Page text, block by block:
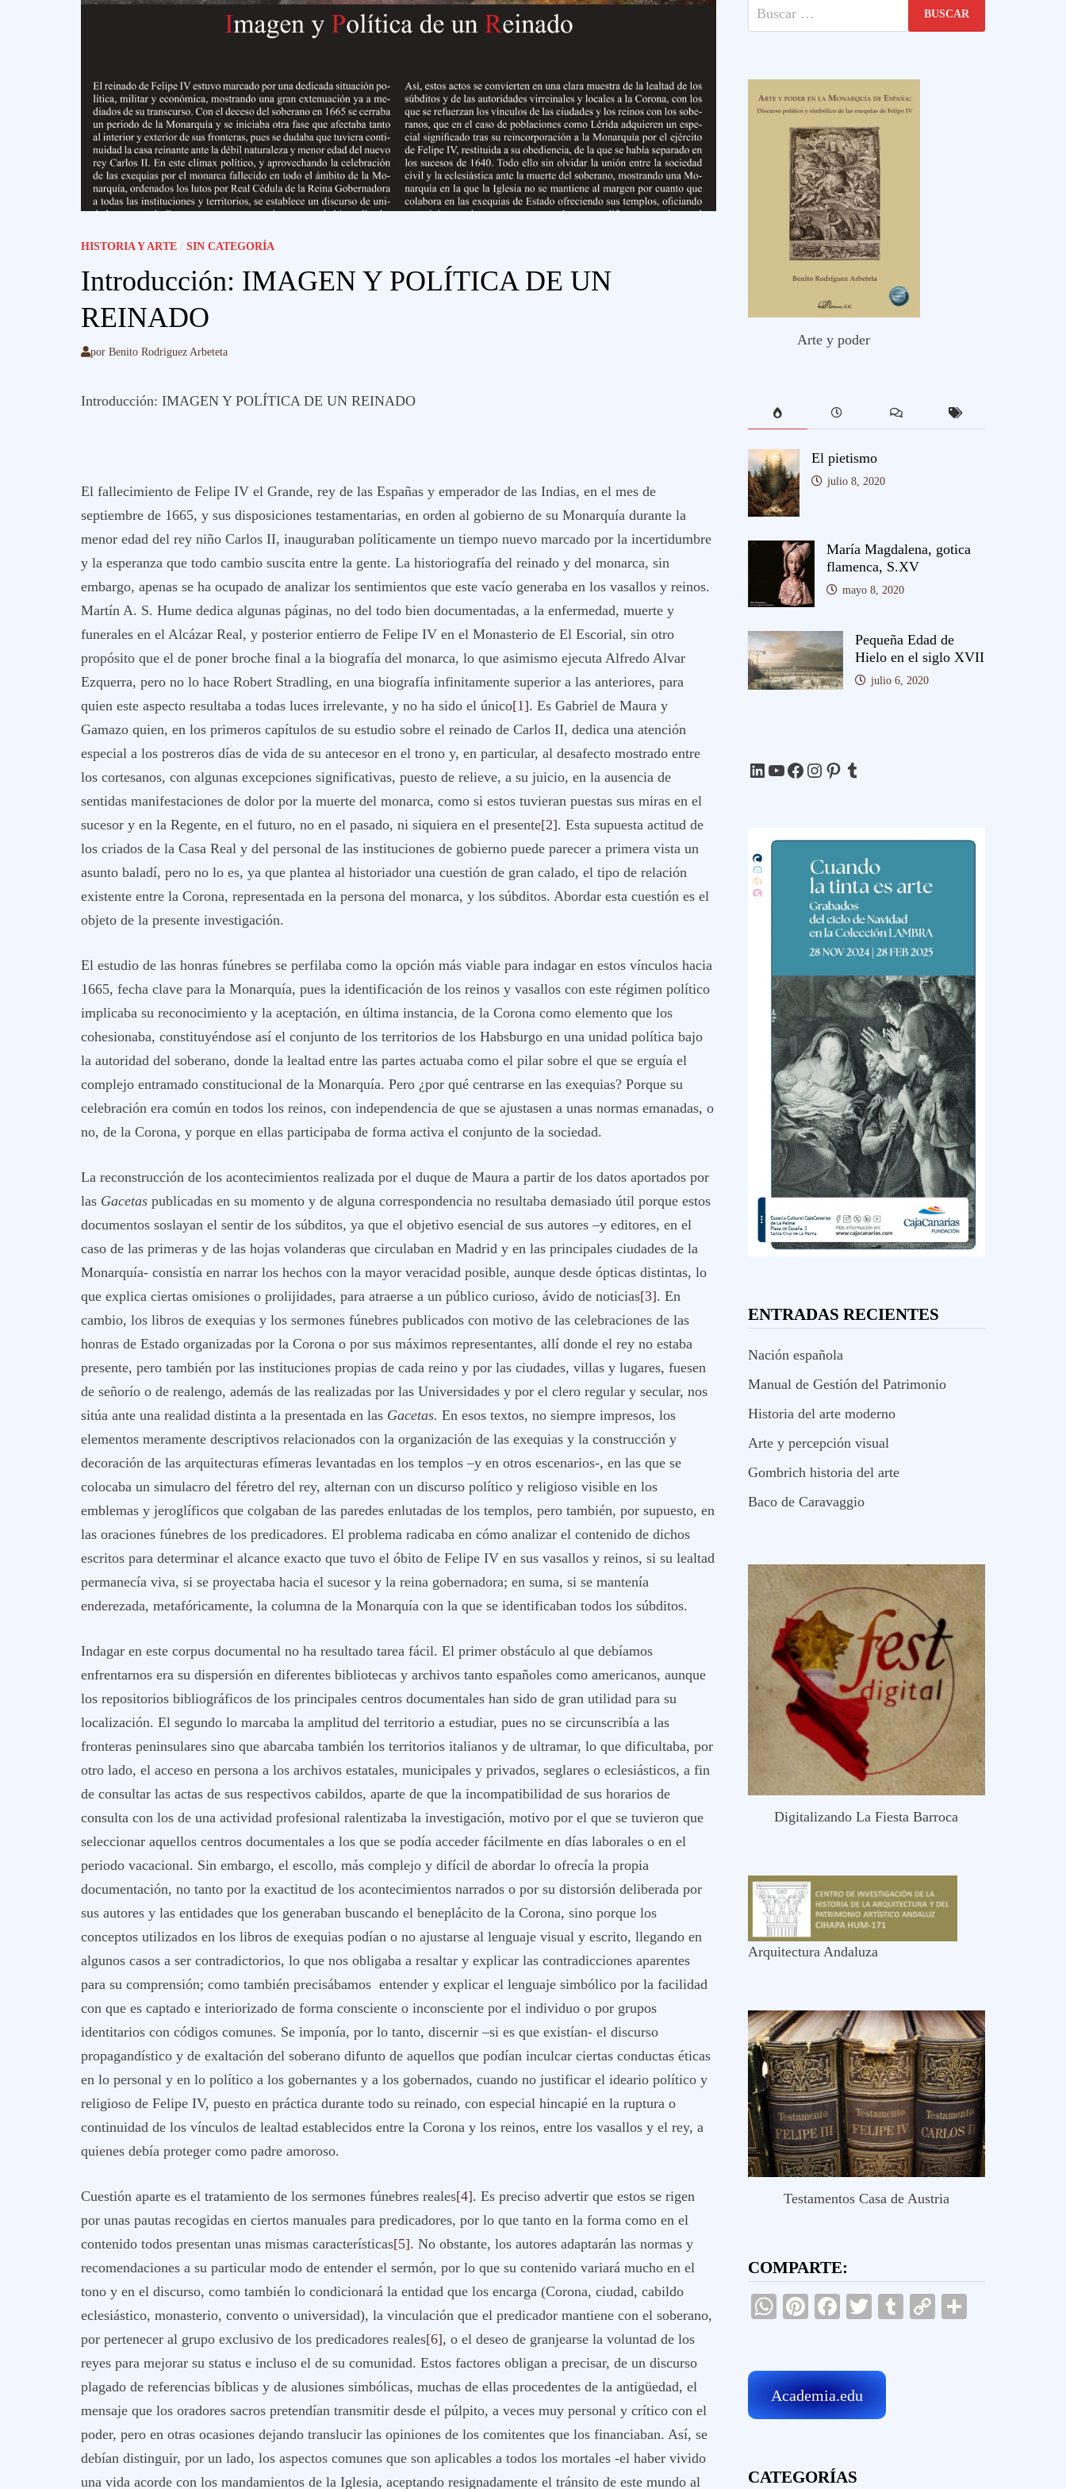
HISTORIA Y ARTE / SIN CATEGORÍA
Introducción: IMAGEN Y POLÍTICA DE UN
REINADO
por Benito Rodriguez Arbeteta
Introducción: IMAGEN Y POLÍTICA DE UN REINADO
El fallecimiento de Felipe IV el Grande, rey de las Españas y emperador de las Indias, en el mes de
septiembre de 1665, y sus disposiciones testamentarias, en orden al gobierno de su Monarquía durante la
menor edad del rey niño Carlos II, inauguraban políticamente un tiempo nuevo marcado por la incertidumbre
y la esperanza que todo cambio suscita entre la gente. La historiografía del reinado y del monarca, sin
embargo, apenas se ha ocupado de analizar los sentimientos que este vacío generaba en los vasallos y reinos.
Martín A. S. Hume dedica algunas páginas, no del todo bien documentadas, a la enfermedad, muerte y
funerales en el Alcázar Real, y posterior entierro de Felipe IV en el Monasterio de El Escorial, sin otro
propósito que el de poner broche final a la biografía del monarca, lo que asimismo ejecuta Alfredo Alvar
Ezquerra, pero no lo hace Robert Stradling, en una biografía infinitamente superior a las anteriores, para
quien este aspecto resultaba a todas luces irrelevante, y no ha sido el único[1]. Es Gabriel de Maura y
Gamazo quien, en los primeros capítulos de su estudio sobre el reinado de Carlos II, dedica una atención
especial a los postreros días de vida de su antecesor en el trono y, en particular, al desafecto mostrado entre
los cortesanos, con algunas excepciones significativas, puesto de relieve, a su juicio, en la ausencia de
sentidas manifestaciones de dolor por la muerte del monarca, como si estos tuvieran puestas sus miras en el
sucesor y en la Regente, en el futuro, no en el pasado, ni siquiera en el presente[2]. Esta supuesta actitud de
los criados de la Casa Real y del personal de las instituciones de gobierno puede parecer a primera vista un
asunto baladí, pero no lo es, ya que plantea al historiador una cuestión de gran calado, el tipo de relación
existente entre la Corona, representada en la persona del monarca, y los súbditos. Abordar esta cuestión es el
objeto de la presente investigación.
El estudio de las honras fúnebres se perfilaba como la opción más viable para indagar en estos vínculos hacia
1665, fecha clave para la Monarquía, pues la identificación de los reinos y vasallos con este régimen político
implicaba su reconocimiento y la aceptación, en última instancia, de la Corona como elemento que los
cohesionaba, constituyéndose así el conjunto de los territorios de los Habsburgo en una unidad política bajo
la autoridad del soberano, donde la lealtad entre las partes actuaba como el pilar sobre el que se erguía el
complejo entramado constitucional de la Monarquía. Pero ¿por qué centrarse en las exequias? Porque su
celebración era común en todos los reinos, con independencia de que se ajustasen a unas normas emanadas, o
no, de la Corona, y porque en ellas participaba de forma activa el conjunto de la sociedad.
La reconstrucción de los acontecimientos realizada por el duque de Maura a partir de los datos aportados por
las Gacetas publicadas en su momento y de alguna correspondencia no resultaba demasiado útil porque estos
documentos soslayan el sentir de los súbditos, ya que el objetivo esencial de sus autores –y editores, en el
caso de las primeras y de las hojas volanderas que circulaban en Madrid y en las principales ciudades de la
Monarquía- consistía en narrar los hechos con la mayor veracidad posible, aunque desde ópticas distintas, lo
que explica ciertas omisiones o prolijidades, para atraerse a un público curioso, ávido de noticias[3]. En
cambio, los libros de exequias y los sermones fúnebres publicados con motivo de las celebraciones de las
honras de Estado organizadas por la Corona o por sus máximos representantes, allí donde el rey no estaba
presente, pero también por las instituciones propias de cada reino y por las ciudades, villas y lugares, fuesen
de señorío o de realengo, además de las realizadas por las Universidades y por el clero regular y secular, nos
sitúa ante una realidad distinta a la presentada en las Gacetas. En esos textos, no siempre impresos, los
elementos meramente descriptivos relacionados con la organización de las exequias y la construcción y
decoración de las arquitecturas efímeras levantadas en los templos –y en otros escenarios-, en las que se
colocaba un simulacro del féretro del rey, alternan con un discurso político y religioso visible en los
emblemas y jeroglíficos que colgaban de las paredes enlutadas de los templos, pero también, por supuesto, en
las oraciones fúnebres de los predicadores. El problema radicaba en cómo analizar el contenido de dichos
escritos para determinar el alcance exacto que tuvo el óbito de Felipe IV en sus vasallos y reinos, si su lealtad
permanecía viva, si se proyectaba hacia el sucesor y la reina gobernadora; en suma, si se mantenía
enderezada, metafóricamente, la columna de la Monarquía con la que se identificaban todos los súbditos.
Indagar en este corpus documental no ha resultado tarea fácil. El primer obstáculo al que debíamos
enfrentarnos era su dispersión en diferentes bibliotecas y archivos tanto españoles como americanos, aunque
los repositorios bibliográficos de los principales centros documentales han sido de gran utilidad para su
localización. El segundo lo marcaba la amplitud del territorio a estudiar, pues no se circunscribía a las
fronteras peninsulares sino que abarcaba también los territorios italianos y de ultramar, lo que dificultaba, por
otro lado, el acceso en persona a los archivos estatales, municipales y privados, seglares o eclesiásticos, a fin
de consultar las actas de sus respectivos cabildos, aparte de que la incompatibilidad de sus horarios de
consulta con los de una actividad profesional ralentizaba la investigación, motivo por el que se tuvieron que
seleccionar aquellos centros documentales a los que se podía acceder fácilmente en días laborales o en el
periodo vacacional. Sin embargo, el escollo, más complejo y difícil de abordar lo ofrecía la propia
documentación, no tanto por la exactitud de los acontecimientos narrados o por su distorsión deliberada por
sus autores y las entidades que los generaban buscando el beneplácito de la Corona, sino porque los
conceptos utilizados en los libros de exequias podían o no ajustarse al lenguaje visual y escrito, llegando en
algunos casos a ser contradictorios, lo que nos obligaba a resaltar y explicar las contradicciones aparentes
para su comprensión; como también precisábamos entender y explicar el lenguaje simbólico por la facilidad
con que es captado e interiorizado de forma consciente o inconsciente por el individuo o por grupos
identitarios con códigos comunes. Se imponía, por lo tanto, discernir –si es que existían- el discurso
propagandístico y de exaltación del soberano difunto de aquellos que podían inculcar ciertas conductas éticas
en lo personal y en lo político a los gobernantes y a los gobernados, cuando no justificar el ideario político y
religioso de Felipe IV, puesto en práctica durante todo su reinado, con especial hincapié en la ruptura o
continuidad de los vínculos de lealtad establecidos entre la Corona y los reinos, entre los vasallos y el rey, a
quienes debía proteger como padre amoroso.
Cuestión aparte es el tratamiento de los sermones fúnebres reales[4]. Es preciso advertir que estos se rigen
por unas pautas recogidas en ciertos manuales para predicadores, por lo que tanto en la forma como en el
contenido todos presentan unas mismas características[5]. No obstante, los autores adaptarán las normas y
recomendaciones a su particular modo de entender el sermón, por lo que su contenido variará mucho en el
tono y en el discurso, como también lo condicionará la entidad que los encarga (Corona, ciudad, cabildo
eclesiástico, monasterio, convento o universidad), la vinculación que el predicador mantiene con el soberano,
por pertenecer al grupo exclusivo de los predicadores reales[6], o el deseo de granjearse la voluntad de los
reyes para mejorar su status e incluso el de su comunidad. Estos factores obligan a precisar, de un discurso
plagado de referencias bíblicas y de alusiones simbólicas, muchas de ellas procedentes de la antigüedad, el
mensaje que los oradores sacros pretendían transmitir desde el púlpito, a veces muy personal y crítico con el
poder, pero en otras ocasiones dejando translucir las opiniones de los comitentes que los financiaban. Así, se
debían distinguir, por un lado, los aspectos comunes que son aplicables a todos los mortales -el haber vivido
una vida acorde con los mandamientos de la Iglesia, aceptando resignadamente el tránsito de este mundo al
Buscar:
Arte y poder
El pietismo
julio 8, 2020
María Magdalena, gotica
flamenca, S.XV
mayo 8, 2020
Pequeña Edad de
Hielo en el siglo XVII
julio 6, 2020
LinkedIn
YouTube
Facebook
Instagram
Pinterest
Tumblr
ENTRADAS RECIENTES
Nación española
Manual de Gestión del Patrimonio
Historia del arte moderno
Arte y percepción visual
Gombrich historia del arte
Baco de Caravaggio
Digitalizando La Fiesta Barroca
Arquitectura Andaluza
Testamentos Casa de Austria
COMPARTE:
WhatsApp
Pinterest
Facebook
TwitterTumblr
Copy
Academia.edu
CATEGORÍAS